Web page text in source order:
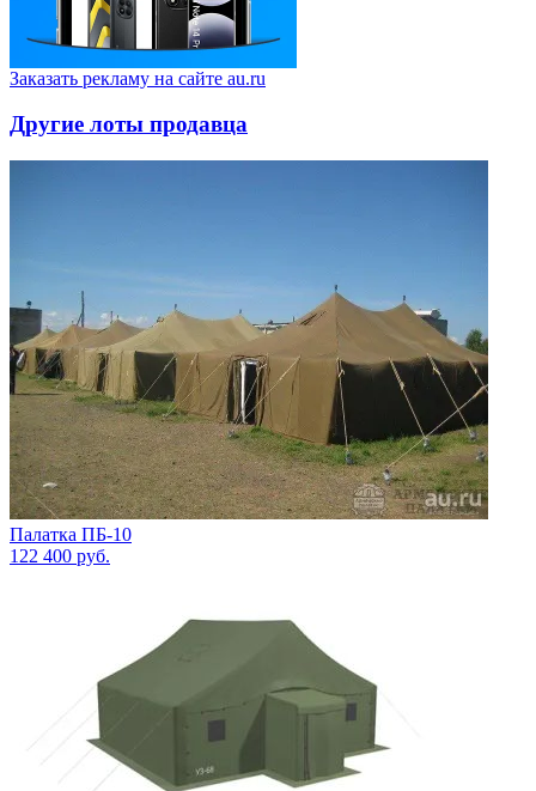
Заказать рекламу на сайте au.ru
Другие лоты продавца
Палатка ПБ-10
122 400 руб.